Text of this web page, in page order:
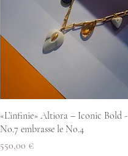
Aperçu rapide
«L’infinie» Altiora – Iconic Bold -
No.7 embrasse le No.4
Prix
550,00 €